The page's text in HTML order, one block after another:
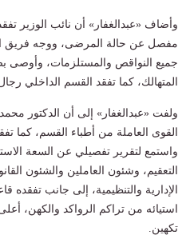
وأضاف «عبدالغفار» أن نائب الوزير
مفصل عن حالة المرضى، ووجه فريق
جميع النواقص والمستلزمات، وأوصى
المتهالك، كما تفقد القسم الداخلي
ولفت «عبدالغفار» إلى أن الدكتور
القوى العاملة من أطباء القسم، كما
واستمع لتقرير تفصيلي عن السعة
التعقيم، وشئون العاملين والشئون
الإدارية والتنظيمية، إلى جانب تفقده
استيائه من تراكم الرواكد والكهن،
تكهين.